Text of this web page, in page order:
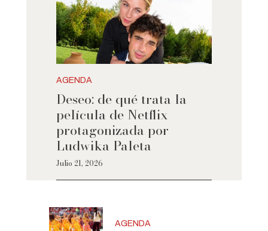
AGENDA
Deseo: de qué trata la
película de Netflix
protagonizada por
Ludwika Paleta
Julio 21, 2026
AGENDA